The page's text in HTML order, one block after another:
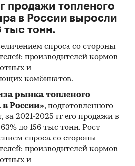
продажи топленого
в России выросли
тыс тонн.
спроса со стороны
производителей кормов
и
комбинатов.
рынка топленого
России», подготовленного
за 2021-2025 гг его продажи в
до 156 тыс тонн. Рост
спроса со стороны
производителей кормов
и